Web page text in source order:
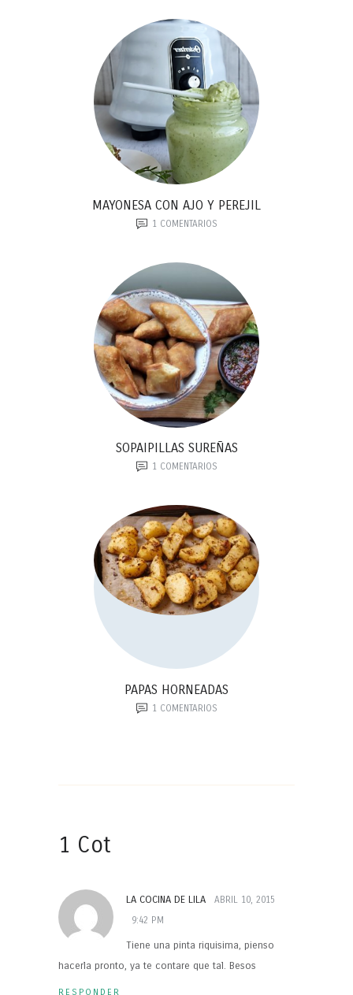
MAYONESA CON AJO Y PEREJIL
1 COMENTARIOS
SOPAIPILLAS SUREÑAS
1COMENTARIOS
PAPAS HORNEADAS
1 COMENTARIOS
1 Cot
LA COCINA DE LILA
ABRIL 10, 2015
9:42 PM
Tiene una pinta riquisima, pienso
hacerla pronto, ya te contare que tal. Besos
RESPONDER